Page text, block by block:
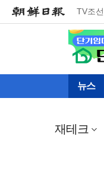
TV조선
뉴스
재테크